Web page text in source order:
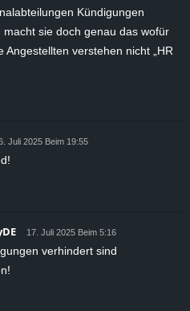
Kündigungen
sie doch genau das wofür
Angestellten verstehen nicht „HR
Juli 2025 Beim 19:55
17. Juli 2025 Beim 5:16
verhindert sind